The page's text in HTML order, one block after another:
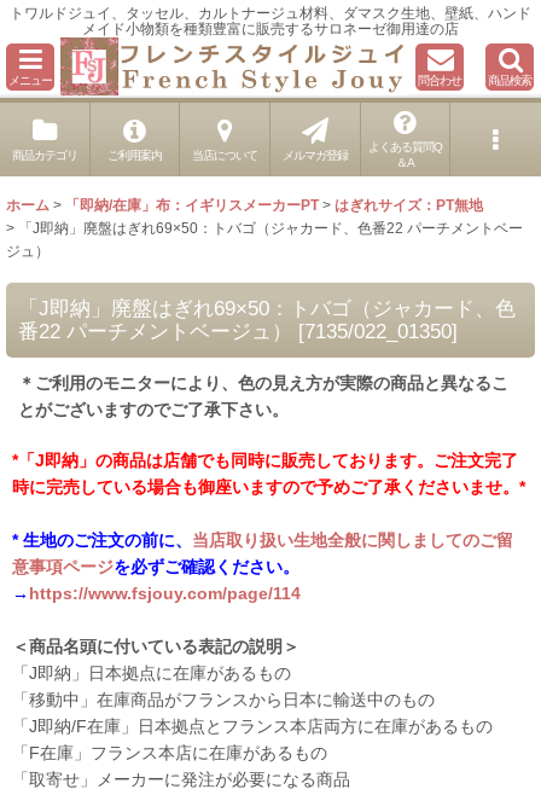
トワルドジュイ、タッセル、カルトナージュ材料、ダマスク生地、壁紙、ハンド
メイド小物類を種類豊富に販売するサロネーゼ御用達の店
メニュー 問合わせ 商品検索
商品カテゴリ ご利用案内 当店について メルマガ登録
よくある質問Q
＆A
ホーム > 「即納/在庫」布：イギリスメーカーPT > はぎれサイズ：PT無地
>
「J即納」廃盤はぎれ69×50：トバゴ（ジャカード、色番22 パーチメントベー
ジュ）
「J即納」廃盤はぎれ69×50：トバゴ（ジャカード、色
番22 パーチメントベージュ）
[7135/022_01350]
＊ご利用のモニターにより、色の見え方が実際の商品と異なるこ
とがございますのでご了承下さい。
*「J即納」の商品は店舗でも同時に販売しております。ご注文完了
時に完売している場合も御座いますので予めご了承くださいませ。*
* 生地のご注文の前に、 当店取り扱い生地全般に関しましてのご留
意事項ページを必ずご確認ください。
→ https://www.fsjouy.com/page/114
＜商品名頭に付いている表記の説明＞
「J即納」日本拠点に在庫があるもの
「移動中」在庫商品がフランスから日本に輸送中のもの
「J即納/F在庫」日本拠点とフランス本店両方に在庫があるもの
「F在庫」フランス本店に在庫があるもの
「取寄せ」メーカーに発注が必要になる商品